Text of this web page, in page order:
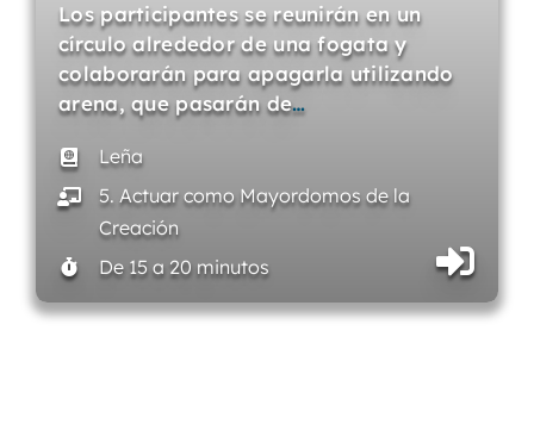
Los participantes se reunirán en un
círculo alrededor de una fogata y
colaborarán para apagarla utilizando
arena, que pasarán de…
Leña
5. Actuar como Mayordomos de la
Creación
De 15 a 20 minutos